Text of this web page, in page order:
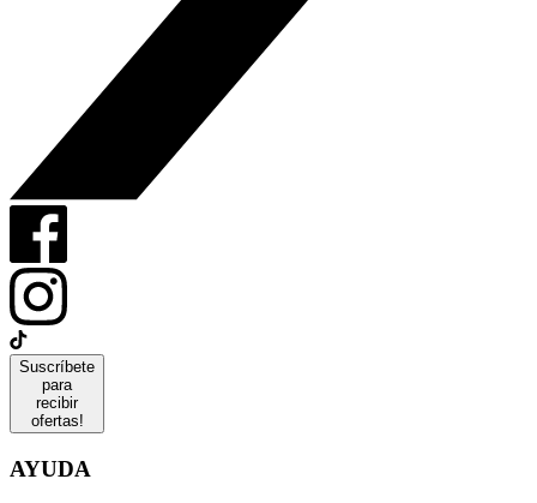
Suscríbete
para
recibir
ofertas!
AYUDA